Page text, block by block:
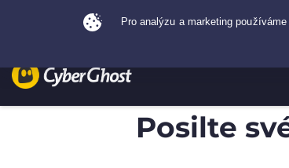
Posilte